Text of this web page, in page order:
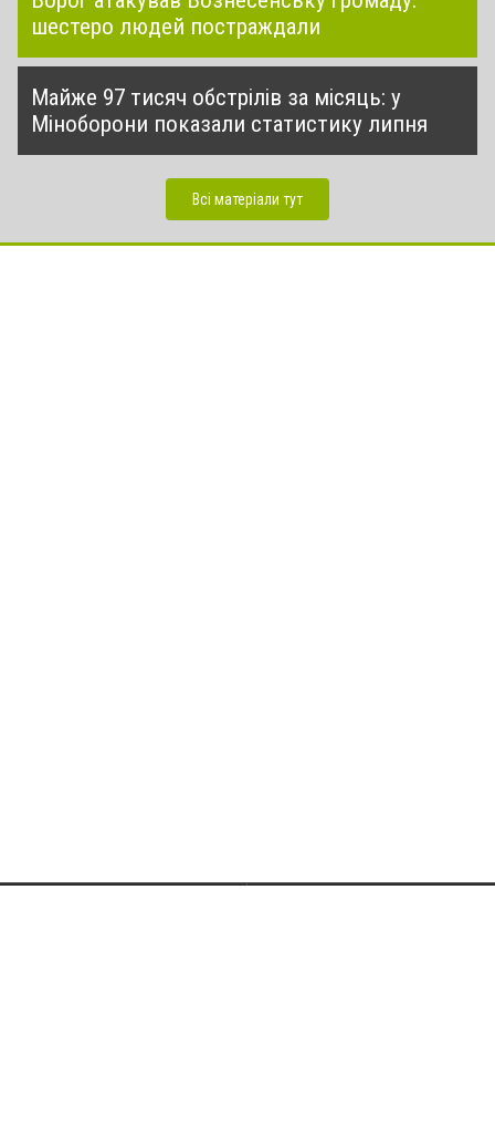
шестеро людей постраждали
Майже 97 тисяч обстрілів за місяць: у
Міноборони показали статистику липня
Всі матеріали тут